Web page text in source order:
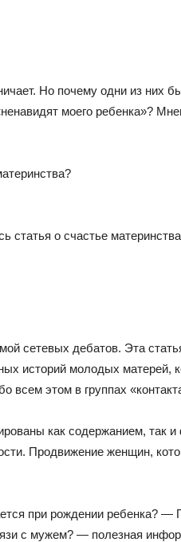
Но почему одни из них
моего ребенка»?
статья о счастье
сетевых дебатов. Эта
историй молодых матерей,
всем этом в группах
как содержанием, так
Продвижение женщин,
при рождении ребенка?
с мужем? — полезная